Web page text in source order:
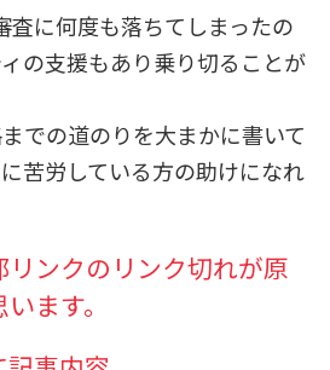
査に何度も落ちてしまったの
の支援もあり乗り切ることが
での道のりを大まかに書いて
苦労している方の助けになれ
ンクのリンク切れが原
ます。